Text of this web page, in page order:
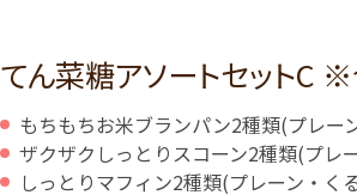
てん菜糖アソートセットC
もちもちお米ブランパン2種類(プレ
ザクザクしっとりスコーン2種類(プ
しっとりマフィン2種類(プレーン・